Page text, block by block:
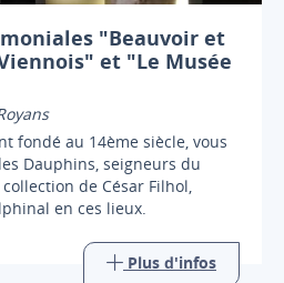
"Beauvoir et
et "Le Musée
fondé au 14ème siècle, vous
Dauphins, seigneurs du
de César Filhol,
en ces lieux.
Plus d'infos